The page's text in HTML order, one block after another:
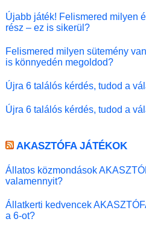
Újabb játék! Felismered milyen
rész – ez is sikerül?
Felismered milyen sütemény
is könnyedén megoldod?
Újra 6 találós kérdés, tudod a
Újra 6 találós kérdés, tudod a
AKASZTÓFA JÁTÉKOK
Állatos közmondások
valamennyit?
Állatkerti kedvencek
a 6-ot?